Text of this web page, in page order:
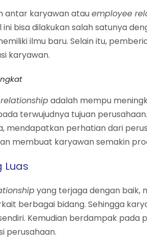
antar karyawan atauemployee
ini bisa dilakukan salah satunya
ilmu baru. Selain itu,
karyawan.
adalah mempu
terwujudnya tujuan
mendapatkan perhatian dari
membuat karyawan semakin
Luas
yang terjaga dengan baik,
berbagai bidang. Sehingga
Kemudian berdampak pada
perusahaan.